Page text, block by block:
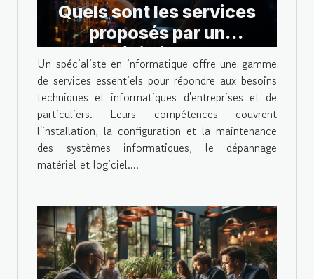
Quels sont les services
proposés par un
spécialiste en
informatique ?
Un spécialiste en informatique offre une gamme
de services essentiels pour répondre aux besoins
techniques et informatiques d'entreprises et de
particuliers. Leurs compétences couvrent
l'installation, la configuration et la maintenance
des systèmes informatiques, le dépannage
matériel et logiciel....